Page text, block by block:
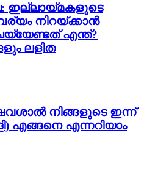
ഇല്ലായ്മകളുടെ
നിറയ്ക്കാൻ
എന്ത്?
ലളിത
നിങ്ങളുടെ ഇന്ന്‌
എങ്ങനെ എന്നറിയാം